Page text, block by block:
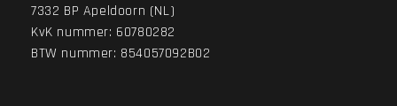
7332 BP Apeldoorn (NL)
KvK nummer: 60780282
BTW nummer: 854057092B02